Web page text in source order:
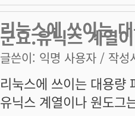
리눅스에 쓰이는
군요.유닉스 계열이
글쓴이: 익명 사용자 / 작성
리눅스에 쓰이는 대용량
유닉스 계열이나 원도그